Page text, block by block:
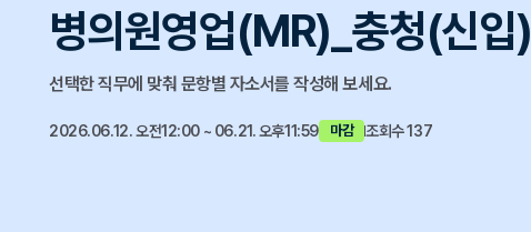
병의원영업(MR)_충청(신입)
선택한 직무에 맞춰 문항별 자소서를 작성해 보세요.
2026.06.12. 오전12:00 ~ 06.21. 오후11:59 마감 조회수 137